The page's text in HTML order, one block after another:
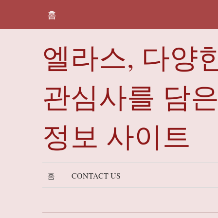
홈
엘라스, 다양
관심사를 담
정보 사이트
홈 CONTACT US